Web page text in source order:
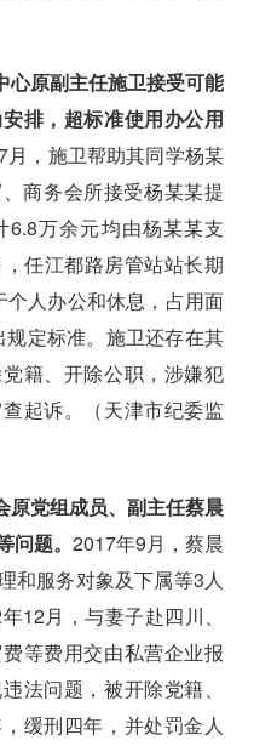
心原副主任施卫接受可能
排，超标准使用办公用
月，施卫帮助其同学杨某
、商务会所接受杨某某提
6.8万余元均由杨某某支
，任江都路房管站站长期
个人办公和休息，占用面
定标准。施卫还存在其
籍、开除公职，涉嫌犯
起诉。（天津市纪委监
原党组成员、副主任蔡晨
题。 2017年9月，蔡晨
和服务对象及下属等3人
年12月，与妻子赴四川、
等费用交由私营企业报
法问题，被开除党籍、
缓刑四年，并处罚金人